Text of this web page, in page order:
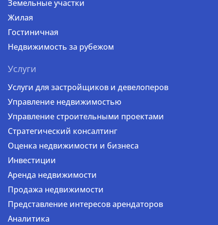
Земельные участки
Жилая
Гостиничная
Недвижимость за рубежом
Услуги
Услуги для застройщиков и девелоперов
Управление недвижимостью
Управление строительными проектами
Стратегический консалтинг
Оценка недвижимости и бизнеса
Инвестиции
Аренда недвижимости
Продажа недвижимости
Представление интересов арендаторов
Аналитика